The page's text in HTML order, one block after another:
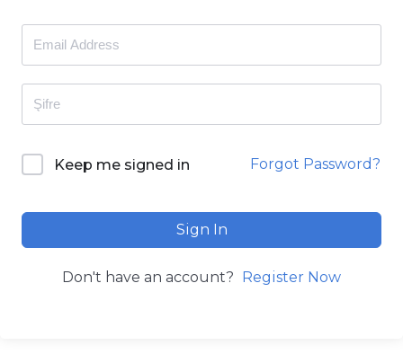
Keep me signed in Forgot Password?
Sign In
Don't have an account? Register Now